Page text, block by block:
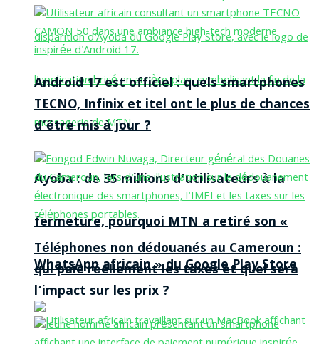
Ayoba : de 35 millions d’utilisateurs à la
fermeture, pourquoi MTN a retiré son «
WhatsApp africain » du Google Play Store
Android 17 est officiel : quels smartphones
TECNO, Infinix et itel ont le plus de chances
d’être mis à jour ?
Téléphones non dédouanés au Cameroun :
qui paie réellement les taxes et quel sera
l’impact sur les prix ?